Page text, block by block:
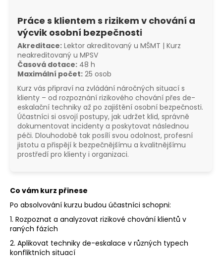
Práce s klientem s rizikem v chování a
výcvik osobní bezpečnosti
Akreditace: Lektor akreditovaný u MŠMT | Kurz
neakreditovaný u MPSV
Časová dotace: 48 h
Maximální počet: 25 osob
Kurz vás připraví na zvládání náročných situací s
klienty – od rozpoznání rizikového chování přes de-
eskalační techniky až po zajištění osobní bezpečnosti.
Účastníci si osvojí postupy, jak udržet klid, správně
dokumentovat incidenty a poskytovat následnou
péči. Dlouhodobě tak posílí svou odolnost, profesní
jistotu a přispějí k bezpečnějšímu a kvalitnějšímu
prostředí pro klienty i organizaci.
Co vám kurz přinese
Po absolvování kurzu budou účastníci schopni:
1. Rozpoznat a analyzovat rizikové chování klientů v
raných fázích
2. Aplikovat techniky de-eskalace v různých typech
konfliktních situací
HLEDAT